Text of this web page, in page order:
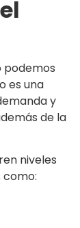
podemos
es una
y
de la
niveles